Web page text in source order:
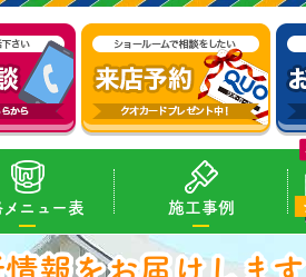
ニュー表 施工事例
報をお届けします